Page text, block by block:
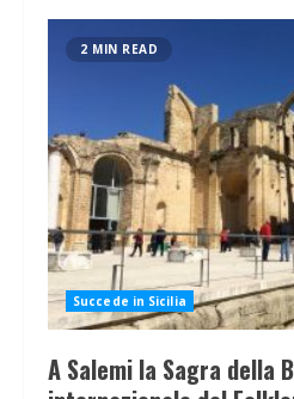
2 MIN READ
Succede in Sicilia
A Salemi la Sagra della